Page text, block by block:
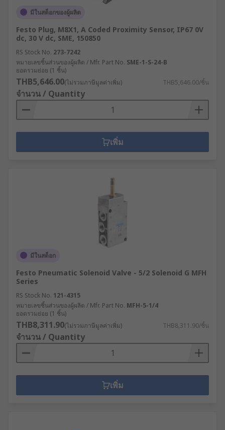
มีในสต็อกของผู้ผลิต
Festo Plug, M8X1, A Coded Proximity Sensor, IP67 0V
dc, 30 V dc, SME, 150850
RS Stock No. 273-7242
หมายเลขชิ้นส่วนของผู้ผลิต / Mfr. Part No. SME-1-S-24-B
ยอดรวมย่อย (1 ชิ้น)
THB5,646.00(ไม่รวมภาษีมูลค่าเพิ่ม) THB5,646.00/ชิ้น
จำนวน / Quantity
เพิ่ม
มีในสต็อก
Festo Pneumatic Solenoid Valve - 5/2 Solenoid G MFH
Series
RS Stock No. 121-4315
หมายเลขชิ้นส่วนของผู้ผลิต / Mfr. Part No. MFH-5-1/4
ยอดรวมย่อย (1 ชิ้น)
THB8,311.90(ไม่รวมภาษีมูลค่าเพิ่ม) THB8,311.90/ชิ้น
จำนวน / Quantity
เพิ่ม